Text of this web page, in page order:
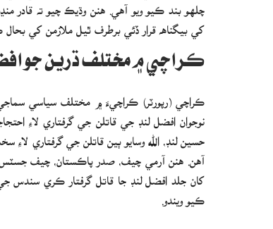
چلهو بند ڪيو ويو آهي. هنن وڌيڪ چيو ته قادر
کي بيگناھ قرار ڏئي برطرف ٿيل ملازمن کي بحال
ڪراچي ۾ مختلف ڌرين جو
نوجوان افضل لنڊ جي قاتلن جي گرفتاري لاءِ
آهن. هنن آرمي چيف، صدر پاڪستان، چيف جسٽس
کان جلد افضل لنڊ جا قاتل گرفتار ڪري سندس